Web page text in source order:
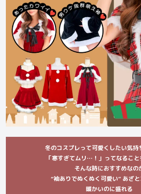
冬のコスプレって可愛くしたい気持
「寒すぎてムリ…！」ってなるこ
そんな時におすすめなの
“袖ありでぬくぬく可愛い” あざ
暖かいのに盛れる